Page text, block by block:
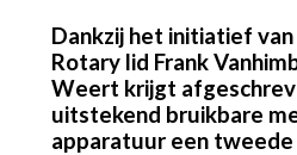
Dankzij het initiatief
Rotary lid Frank
Weert krijgt
uitstekend bruikbare
apparatuur een